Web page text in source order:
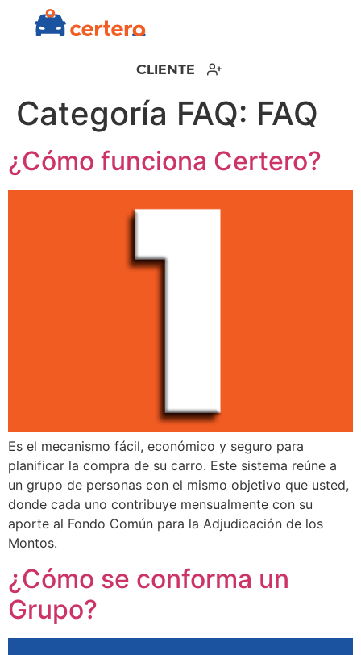
CLIENTE
Categoría FAQ: FAQ
¿Cómo funciona Certero?
Es el mecanismo fácil, económico y seguro para
planificar la compra de su carro. Este sistema reúne a
un grupo de personas con el mismo objetivo que usted,
donde cada uno contribuye mensualmente con su
aporte al Fondo Común para la Adjudicación de los
Montos.
¿Cómo se conforma un
Grupo?